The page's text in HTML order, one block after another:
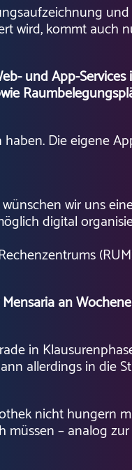
wird, kommt auch
und App-
Die eigene
wir uns
digital
an
in
allerdings in die
nicht hungern
– analog